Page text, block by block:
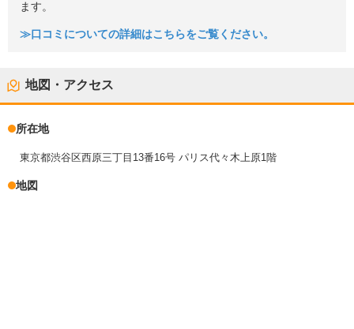
ます。
≫口コミについての詳細はこちらをご覧ください。
地図・アクセス
所在地
東京都渋谷区西原三丁目13番16号 パリス代々木上原1階
地図